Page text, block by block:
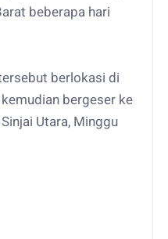
beberapa hari
berlokasi di
bergeser ke
Utara, Minggu